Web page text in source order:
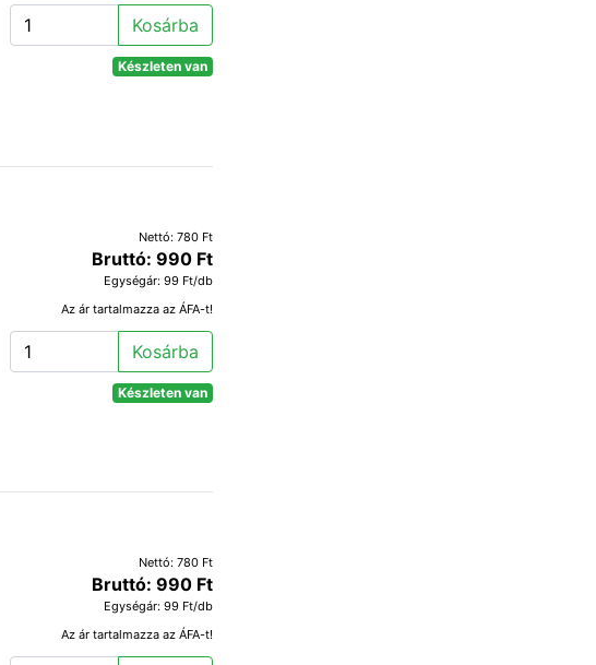
Kosárba
Készleten van
Nettó: 780 Ft
Bruttó: 990 Ft
Egységár: 99 Ft/db
Az ár tartalmazza az ÁFA-t!
Kosárba
Készleten van
Nettó: 780 Ft
Bruttó: 990 Ft
Egységár: 99 Ft/db
Az ár tartalmazza az ÁFA-t!